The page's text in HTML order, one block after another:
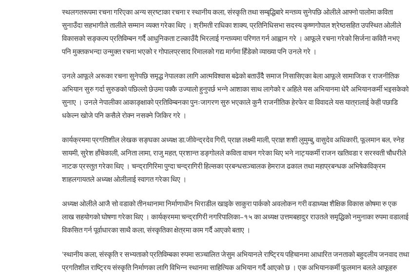
स्थलगतरूपमा रचना गरिएका अन्य स्रष्टाका रचना र स्थानीय कला, संस्कृति तथा सम्बृद्धिबारे मन्तव्य सुनेपछि ओलीले आफ्नो पालोमा कविता
सुनाउँदा सहभागीले तालीले सम्मान व्यक्त गरेका थिए । श्रीमती राधिका शाक्य, प्रतिनिधिसभा सदस्य कृष्णगोपाल श्रेष्ठसहित उपस्थित ओलीले
विकासको सङ्कल्प प्रतिविम्बन गर्दै आधुनिकता टल्काउँदै भिरलाई गन्तव्यमा परिणत गर्न आह्वान गरे । आफूले रचना गरेको सिर्जना कवितै नभए
पनि मुक्तकभन्दा उन्मुक्त रचना भएको र गोपालप्रसाद रिमालको गद्य मार्गमा हिँडेको व्याख्या पनि उनले गरे ।
उनले आफूले अरूका रचना सुनेपछि समृद्ध नेपालका लागि आत्मविश्वास बढेको बताउँदैै समाज निसासिएका बेला आफूले सामाजिक र राजनीतिक
अभियान सुरु गर्दा सुरुङको पछिल्लो छेउमा पक्कै उज्यालो हुनुपर्छ भन्ने आशाका साथ लागेको र अहिले यस अभियानमा धेरै अभियानकर्मी भइसकेको
सुनाए । उनले नेपालीका आकाङ्क्षाको प्रतिविम्बनका पुनःजागरण सुरु भएकाले कुनै राजनीतिक हेरफेर वा विवादले यस यात्रालाई केही पछाडि
धकेल्न खोजे पनि कसैले रोक्न नसक्ने जिकिर गरे ।
कार्यक्रममा प्रगतिशील लेखक सङ्घका अध्यक्ष डा.जीवेन्द्रदेव गिरी, प्राज्ञ लक्ष्मी माली, प्राज्ञ शशी लुमुम्बु, वासुदेव अधिकारी, फूलमान बल, स्नेह
सायमी, सुरेश हाँचेकाली, अनिता लामा, राजु महत, प्रशान्त डङ्गोलले कविता वाचन गरेका थिए भने नाट्यकर्मी राजन खतिवडा र सरस्वती चौधरीले
नाटक प्रस्तुत गरेका थिए । चन्द्रागिरिमा पुग्दा चन्द्रागिरी हिल्सका प्रबन्धसञ्चालक हेमराज ढकाल तथा महाप्रबन्धक अभिषेकविक्रम
शाहलगायतले अध्यक्ष ओलीलाई स्वागत गरेका थिए ।
अध्यक्ष ओलीले आजै सो वडाको तीनथानामा निर्माणाधीन भिराडील खाइके साकुरा पार्कको अवलोकन गरी वडाध्यक्ष शैक्षिक विकास कोषमा रु एक
लाख सहयोगको घोषणा गरेका थिए । कार्यक्रममा चन्द्रागिरी नगरिपालिका–१५ का अध्यक्ष उत्तमबहादुर राउतले समृद्धिको नमुनाका रुपमा वडालाई
विकसित गर्न पूर्वाधारका साथै कला, संस्कृतिका क्षेत्रमा काम गर्दै आएको बताए ।
‘स्थानीय कला, संस्कृति र सभ्यताको प्रतिविम्बका रुपमा सञ्चालित जेसुम अभियानले राष्ट्रिय पहिचानमा आधारित जनताको बहुदलीय जनवाद तथा
प्रगतिशील राष्ट्रिय संस्कृति निर्माणका लागि विभिन्न स्थानमा साहित्यिक अभियान गर्दै आएको छ । एक अभियानकर्मी फूलमान बलले आफूहरु